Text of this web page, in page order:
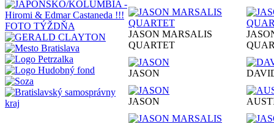
FOTO TÝŽDŇA
JASON MARSALIS
QUARTET
JASON
JASON